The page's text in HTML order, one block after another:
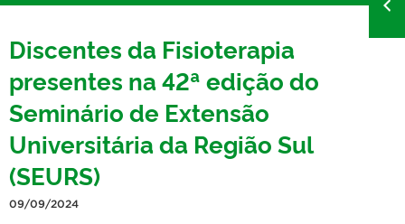
Discentes da Fisioterapia
presentes na 42ª edição do
Seminário de Extensão
Universitária da Região Sul
(SEURS)
09/09/2024